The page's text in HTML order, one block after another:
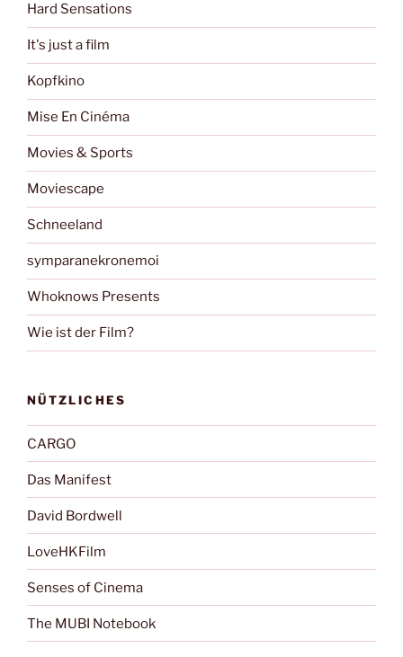
Hard Sensations
It's just a film
Kopfkino
Mise En Cinéma
Movies & Sports
Moviescape
Schneeland
symparanekronemoi
Whoknows Presents
Wie ist der Film?
NÜTZLICHES
CARGO
Das Manifest
David Bordwell
LoveHKFilm
Senses of Cinema
The MUBI Notebook